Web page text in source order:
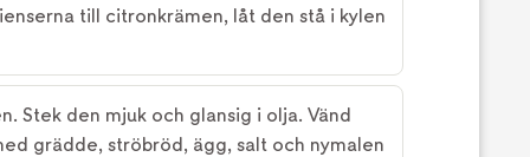
till citronkrämen, låt den stå i kylen
Stek den mjuk och glansig i olja. Vänd
grädde, ströbröd, ägg, salt och nymalen